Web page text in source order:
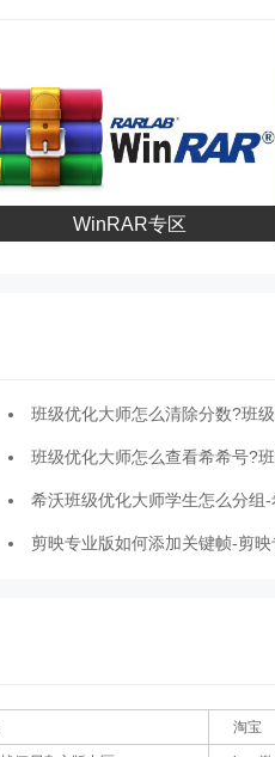
WinRAR专区
班级优化大师怎么清除分数?班级优化大师重置
班级优化大师怎么查看希希号?班级优化大师希希号
希沃班级优化大师学生怎么分组-希沃班级优化大师学生
剪映专业版如何添加关键帧-剪映专业版添加关键帧
淘宝